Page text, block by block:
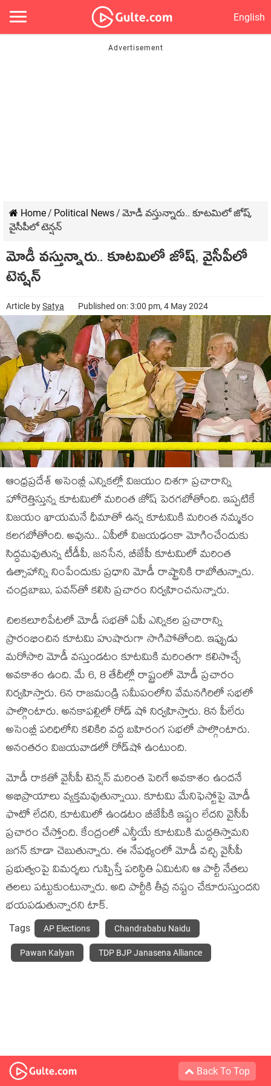
English
Home/ Political News/ మోడీ వ‌స్తున్నారు.. కూట‌మిలో జోష్‌,
వైసీపీలో టెన్ష‌న్‌
మోడీ వ‌స్తున్నారు.. కూట‌మిలో జోష్‌, వైసీపీలో
టెన్ష‌న్‌
Article bySatya Published on: 3:00 pm, 4 May 2024
ఆంధ్ర‌ప్ర‌దేశ్ అసెంబ్లీ ఎన్నిక‌ల్లో విజ‌యం దిశ‌గా ప్ర‌చారాన్ని
హోరెత్తిస్తున్న కూట‌మిలో మ‌రింత జోష్ పెర‌గ‌బోతోంది. ఇప్ప‌టికే
విజ‌యం ఖాయ‌మ‌నే ధీమాతో ఉన్న కూట‌మికి మ‌రింత న‌మ్మ‌కం
క‌ల‌గ‌బోతోంది. అవును.. ఏపీలో విజ‌య‌ఢంకా మోగించేందుకు
సిద్ధ‌మ‌వుతున్న టీడీపీ, జ‌న‌సేన‌, బీజేపీ కూట‌మిలో మ‌రింత
ఉత్సాహాన్ని నింపేందుకు ప్ర‌ధాని మోడీ రాష్ట్రానికి రాబోతున్నారు.
చంద్ర‌బాబు, ప‌వ‌న్‌తో క‌లిసి ప్ర‌చారం నిర్వ‌హించ‌నున్నారు.
చిల‌కలూరిపేట‌లో మోడీ స‌భ‌తో ఏపీ ఎన్నిక‌ల ప్ర‌చారాన్ని
ప్రారంభించిన కూట‌మి హుషారుగా సాగిపోతోంది. ఇప్పుడు
మ‌రోసారి మోడీ వ‌స్తుండ‌టం కూట‌మికి మ‌రింత‌గా క‌లిసొచ్చే
అవ‌కాశం ఉంది. మే 6, 8 తేదీల్లో రాష్ట్రంలో మోడీ ప్ర‌చారం
నిర్వ‌హిస్తారు. 6న రాజ‌మండ్రి స‌మీపంలోని వేమ‌న‌గిరిలో స‌భ‌లో
పాల్గొంటారు. అన‌కాప‌ల్లిలో రోడ్ షో నిర్వ‌హిస్తారు. 8న పీలేరు
అసెంబ్లీ ప‌రిధిలోని క‌లికిరి వ‌ద్ద బ‌హిరంగ స‌భ‌లో పాల్గొంటారు.
అనంత‌రం విజ‌య‌వాడ‌లో రోడ్‌షో ఉంటుంది.
మోడీ రాక‌తో వైసీపీ టెన్ష‌న్ మ‌రింత పెరిగే అవ‌కాశం ఉంద‌నే
అభిప్రాయాలు వ్య‌క్త‌మ‌వుతున్నాయి. కూట‌మి మేనిఫెస్టోపై మోడీ
ఫొటో లేద‌ని, కూట‌మిలో ఉండ‌టం బీజేపీకి ఇష్టం లేద‌ని వైసీపీ
ప్ర‌చారం చేస్తోంది. కేంద్రంలో ఎన్డీయే కూట‌మికి మ‌ద్దతిస్తామ‌ని
జ‌గ‌న్ కూడా చెబుతున్నారు. ఈ నేప‌థ్యంలో మోడీ వ‌చ్చి వైసీపీ
ప్ర‌భుత్వంపై విమ‌ర్శ‌లు గుప్పిస్తే ప‌రిస్థితి ఏమిట‌ని ఆ పార్టీ నేత‌లు
త‌ల‌లు ప‌ట్టుకుంటున్నారు. అది పార్టీకి తీవ్ర న‌ష్టం చేకూరుస్తుంద‌ని
భ‌య‌ప‌డుతున్నార‌ని టాక్‌.
Tags AP Elections Chandrababu Naidu
Pawan Kalyan TDP BJP Janasena Alliance
Back To Top